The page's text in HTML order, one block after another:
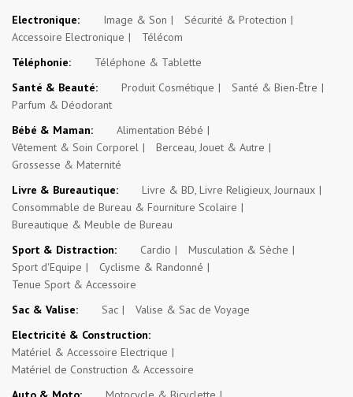
Electronique:
Image & Son
Sécurité & Protection
Accessoire Electronique
Télécom
Téléphonie:
Téléphone & Tablette
Santé & Beauté:
Produit Cosmétique
Santé & Bien-Être
Parfum & Déodorant
Bébé & Maman:
Alimentation Bébé
Vêtement & Soin Corporel
Berceau, Jouet & Autre
Grossesse & Maternité
Livre & Bureautique:
Livre & BD, Livre Religieux, Journaux
Consommable de Bureau & Fourniture Scolaire
Bureautique & Meuble de Bureau
Sport & Distraction:
Cardio
Musculation & Sèche
Sport d'Equipe
Cyclisme & Randonné
Tenue Sport & Accessoire
Sac & Valise:
Sac
Valise & Sac de Voyage
Electricité & Construction:
Matériel & Accessoire Electrique
Matériel de Construction & Accessoire